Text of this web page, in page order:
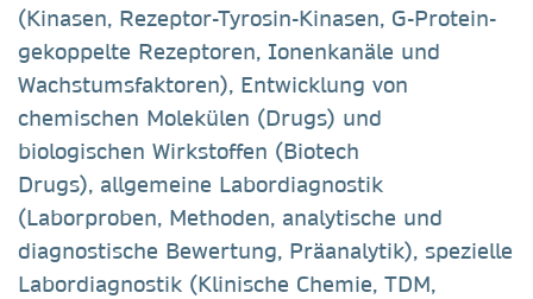
(Kinasen, Rezeptor-Tyrosin-Kinasen, G-Protein-
gekoppelte Rezeptoren, Ionenkanäle und
Wachstumsfaktoren), Entwicklung von
chemischen Molekülen (Drugs) und
biologischen Wirkstoffen (Biotech
Drugs), allgemeine Labordiagnostik
(Laborproben, Methoden, analytische und
diagnostische Bewertung, Präanalytik), spezielle
Labordiagnostik (Klinische Chemie, TDM,